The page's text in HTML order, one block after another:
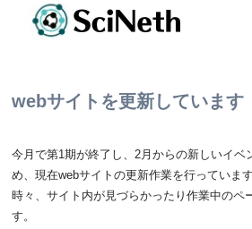
webサイトを更新しています
今月で第1期が終了し、2月からの新しいイベ
め、現在webサイトの更新作業を行っています
時々、サイト内が見づらかったり作業中のペ
す。